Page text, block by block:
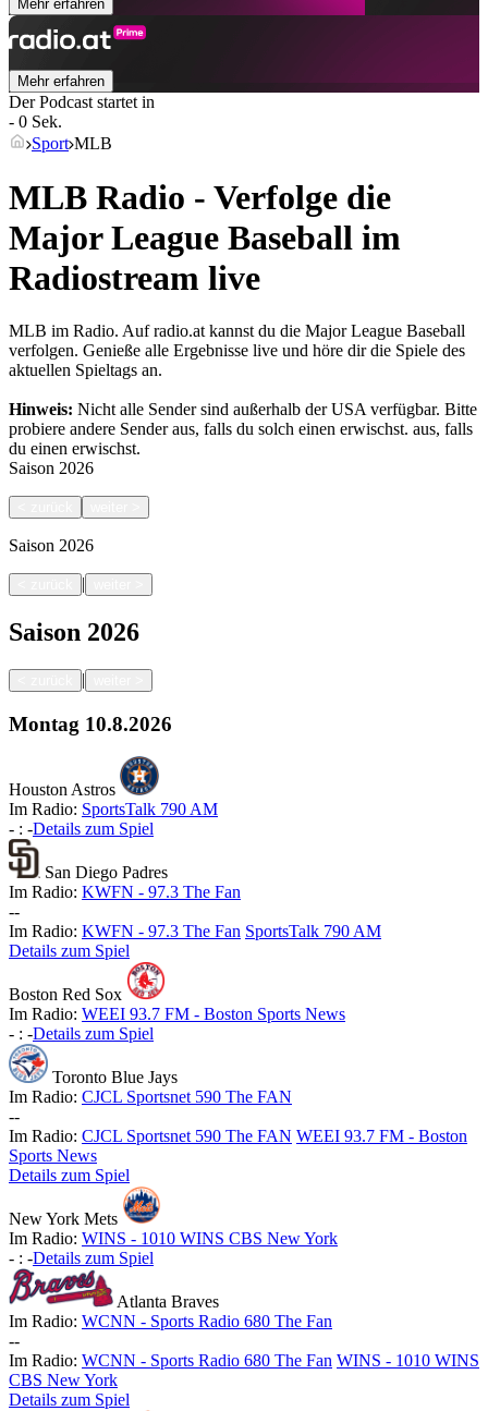
Mehr erfahren
Mehr erfahren
Der Podcast startet in
- 0 Sek.
Sport MLB
MLB Radio - Verfolge die
Major League Baseball im
Radiostream live
MLB im Radio. Auf radio.at kannst du die Major League Baseball
verfolgen. Genieße alle Ergebnisse live und höre dir die Spiele des
aktuellen Spieltags an.
Hinweis: Nicht alle Sender sind außerhalb der USA verfügbar. Bitte
probiere andere Sender aus, falls du solch einen erwischst. aus, falls
du einen erwischst.
Saison 2026
Saison 2026
|
Saison 2026
|
Montag 10.8.2026
Houston Astros
Im Radio: SportsTalk 790 AM
- : -Details zum Spiel
San Diego Padres
Im Radio: KWFN - 97.3 The Fan
--
Im Radio: KWFN - 97.3 The Fan SportsTalk 790 AM
Details zum Spiel
Boston Red Sox
Im Radio: WEEI 93.7 FM - Boston Sports News
- : -Details zum Spiel
Toronto Blue Jays
Im Radio: CJCL Sportsnet 590 The FAN
--
Im Radio: CJCL Sportsnet 590 The FAN WEEI 93.7 FM - Boston
Sports News
Details zum Spiel
New York Mets
Im Radio: WINS - 1010 WINS CBS New York
- : -Details zum Spiel
Atlanta Braves
Im Radio: WCNN - Sports Radio 680 The Fan
--
Im Radio: WCNN - Sports Radio 680 The Fan WINS - 1010 WINS
CBS New York
Details zum Spiel